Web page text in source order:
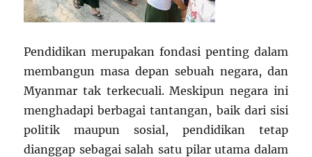
Pendidikan merupakan fondasi penting dalam
membangun masa depan sebuah negara, dan
Myanmar tak terkecuali. Meskipun negara ini
menghadapi berbagai tantangan, baik dari sisi
politik maupun sosial, pendidikan tetap
dianggap sebagai salah satu pilar utama dalam